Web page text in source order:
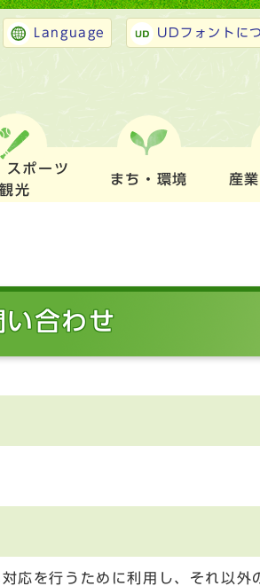
Language UDフォントに
スポーツ
観光
まち・環境 産
い合わせ
応を行うために利用し、それ以外